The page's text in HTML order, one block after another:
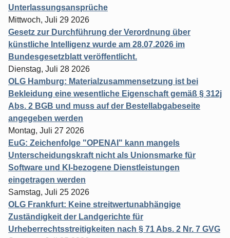
Unterlassungsansprüche
Mittwoch, Juli 29 2026
Gesetz zur Durchführung der Verordnung über
künstliche Intelligenz wurde am 28.07.2026 im
Bundesgesetzblatt veröffentlicht.
Dienstag, Juli 28 2026
OLG Hamburg: Materialzusammensetzung ist bei
Bekleidung eine wesentliche Eigenschaft gemäß § 312j
Abs. 2 BGB und muss auf der Bestellabgabeseite
angegeben werden
Montag, Juli 27 2026
EuG: Zeichenfolge "OPENAI" kann mangels
Unterscheidungskraft nicht als Unionsmarke für
Software und KI-bezogene Dienstleistungen
eingetragen werden
Samstag, Juli 25 2026
OLG Frankfurt: Keine streitwertunabhängige
Zuständigkeit der Landgerichte für
Urheberrechtsstreitigkeiten nach § 71 Abs. 2 Nr. 7 GVG